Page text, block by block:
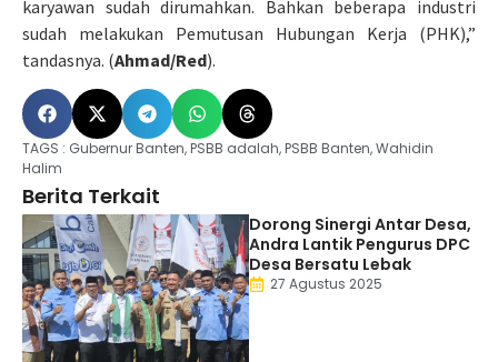
karyawan sudah dirumahkan. Bahkan beberapa industri
sudah melakukan Pemutusan Hubungan Kerja (PHK),”
tandasnya. (Ahmad/Red).
TAGS : Gubernur Banten,PSBB adalah,PSBB Banten,Wahidin
Halim
Berita Terkait
Dorong Sinergi Antar Desa,
Andra Lantik Pengurus DPC
Desa Bersatu Lebak
27 Agustus 2025